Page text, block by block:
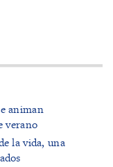
animan
verano
la vida, una